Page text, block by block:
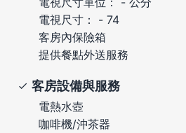
電視尺寸： - 74
客房內保險箱
提供餐點外送服務
客房設備與服務
電熱水壺
咖啡機/沖茶器